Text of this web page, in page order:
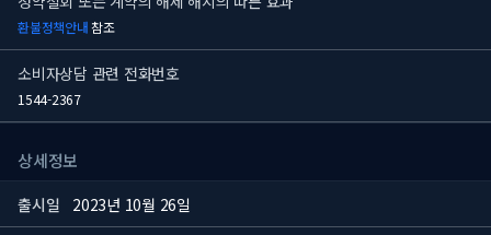
환불정책안내참조
소비자상담 관련 전화번호
1544-2367
상세정보
출시일 2023년 10월 26일